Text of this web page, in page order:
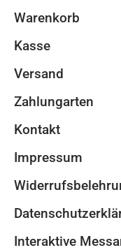
Warenkorb
Kasse
Versand
Zahlungarten
Kontakt
Impressum
Interaktive